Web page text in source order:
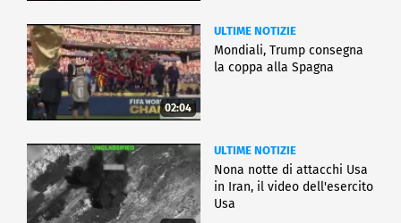
02:04
ULTIME NOTIZIE
Mondiali, Trump consegna
la coppa alla Spagna
ULTIME NOTIZIE
Nona notte di attacchi Usa
in Iran, il video dell'esercito
Usa